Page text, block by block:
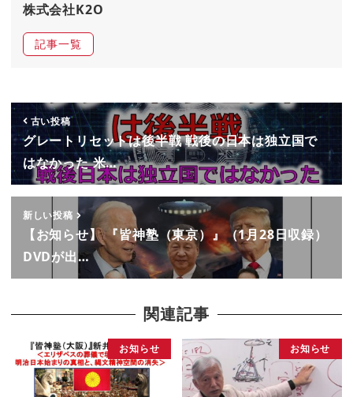
株式会社K2O
記事一覧
古い投稿
グレートリセットは後半戦 戦後の日本は独立国で
はなかった 米…
新しい投稿
【お知らせ】 『皆神塾（東京）』（1月28日収録）
DVDが出…
関連記事
お知らせ お知らせ